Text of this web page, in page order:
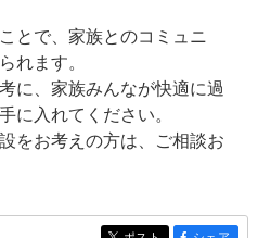
とで、家族とのコミュニ
れます。
に、家族みんなが快適に過
に入れてください。
をお考えの方は、ご相談お